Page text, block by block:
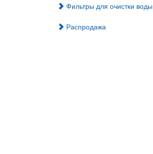
Фильтры для очистки воды
Распродажа